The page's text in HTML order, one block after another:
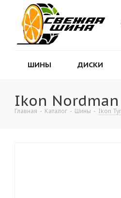
ШИНЫ ДИСКИ
Ikon Nordman
Главная - Каталог - Шины - Ikon